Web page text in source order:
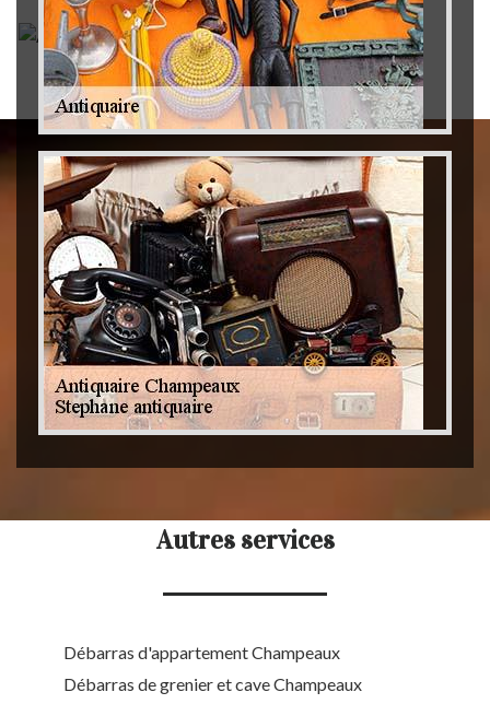
Achat antiquité 79
Autres services
Débarras d'appartement Champeaux
Débarras de grenier et cave Champeaux